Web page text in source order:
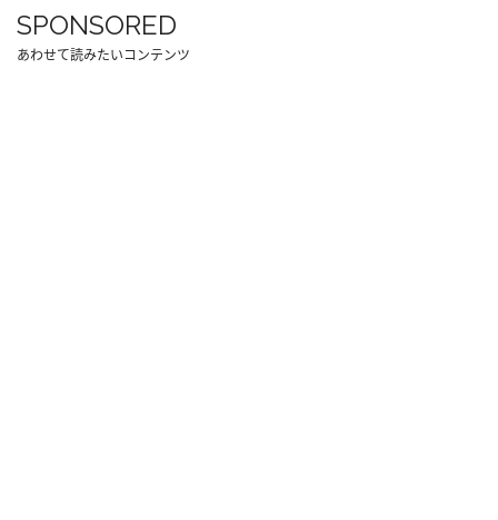
SPONSORED
あわせて読みたいコンテンツ